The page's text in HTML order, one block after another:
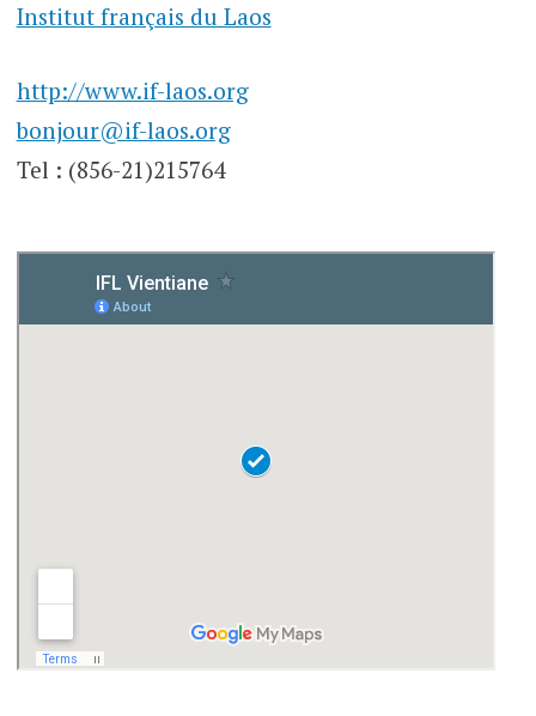
Institut français du Laos
http://www.if-laos.org
bonjour@if-laos.org
Tel : (856-21)215764